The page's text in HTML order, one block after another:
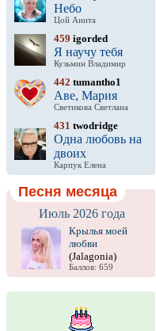
Небо
Цой Анита
459 igorded
Я научу тебя
Кузьмин Владимир
442 tumantho1
Аве, Мария
Светикова Светлана
431 twodridge
Одна любовь на
двоих
Карпук Елена
Песня месяца
Июль 2026 года
Крылья моей
любви
(Jalagonia)
Баллов: 659